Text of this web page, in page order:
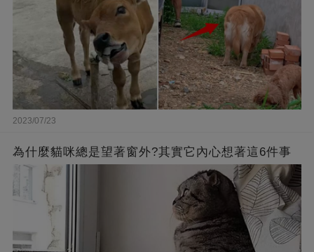
2023/07/23
為什麼貓咪總是望著窗外?其實它內心想著這6件事